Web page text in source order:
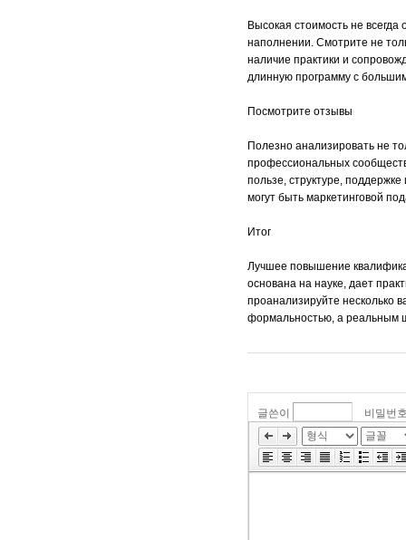
Высокая стоимость не
наполнении. Смотрите не
наличие практики и
длинную программу с
Посмотрите отзывы
Полезно анализировать не
профессиональных
пользе, структуре,
могут быть маркетинговой
Итог
Лучшее повышение
основана на науке, дает
проанализируйте несколько
формальностью, а реальным
글쓴이
비밀번
편
도